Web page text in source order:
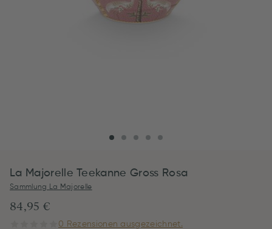
La Majorelle Teekanne Gross Rosa
Sammlung La Majorelle
84,95 €
0 Rezensionen ausgezeichnet.